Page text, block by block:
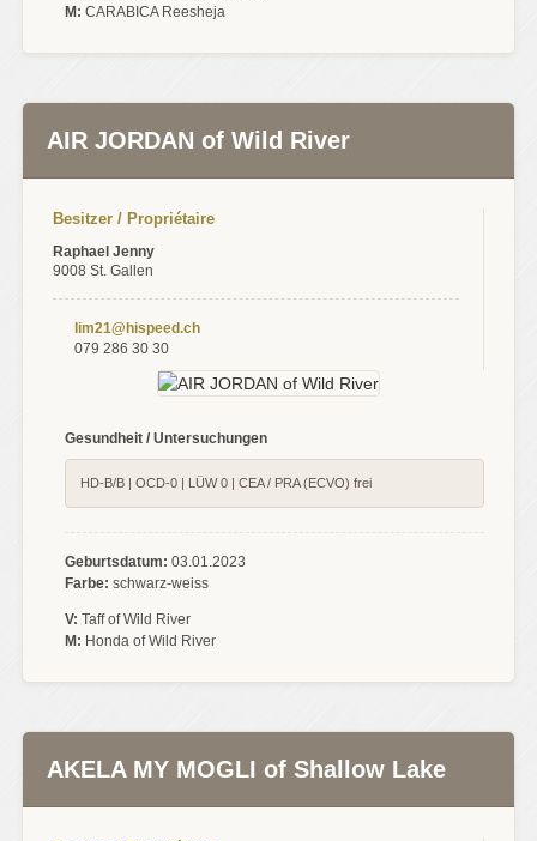
M: CARABICA Reesheja
AIR JORDAN of Wild River
Besitzer / Propriétaire
Raphael Jenny
9008 St. Gallen
lim21@hispeed.ch
079 286 30 30
Gesundheit / Untersuchungen
HD-B/B | OCD-0 | LÜW 0 | CEA / PRA (ECVO) frei
Geburtsdatum: 03.01.2023
Farbe: schwarz-weiss
V: Taff of Wild River
M: Honda of Wild River
AKELA MY MOGLI of Shallow Lake